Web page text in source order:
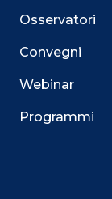
Osservatori
Convegni
Webinar
Programmi